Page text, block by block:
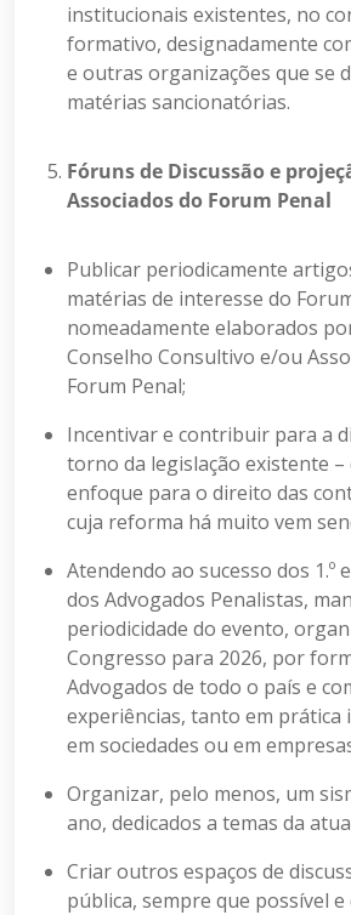
institucionais existentes, no
formativo, designadamente
e outras organizações que se
matérias sancionatórias.
Fóruns de Discussão e
Associados do Forum Penal
Publicar periodicamente
matérias de interesse do
nomeadamente elaborados
Conselho Consultivo e/ou
Forum Penal;
Incentivar e contribuir para a
torno da legislação existente –
enfoque para o direito das
cuja reforma há muito vem
Atendendo ao sucesso dos 1.º
dos Advogados Penalistas,
periodicidade do evento,
Congresso para 2026, por
Advogados de todo o país e
experiências, tanto em prática
em sociedades ou em
Organizar, pelo menos, um
ano, dedicados a temas da
Criar outros espaços de
pública, sempre que possível e